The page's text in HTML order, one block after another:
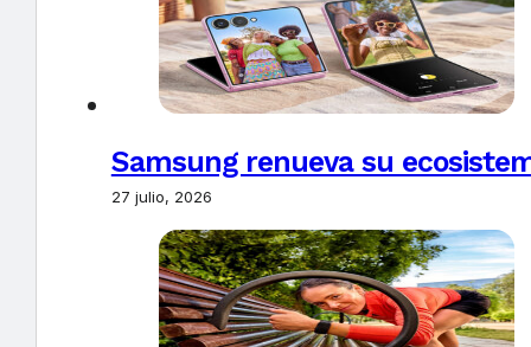
Samsung renueva su
27 julio, 2026